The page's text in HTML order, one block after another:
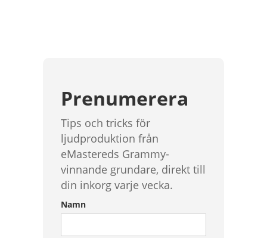
Prenumerera
Tips och tricks för
ljudproduktion från
eMastereds Grammy-
vinnande grundare, direkt till
din inkorg varje vecka.
Namn